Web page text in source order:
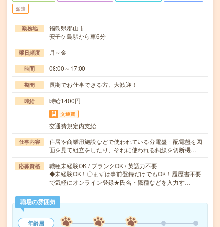
派遣
勤務地
福島県郡山市
安子ケ島駅から車6分
曜日頻度 月～金
時間 08:00～17:00
期間 長期でお仕事できる方、大歓迎！
時給 時給1400円
交通費
交通費規定内支給
仕事内容
住居や商業用施設などで使われている分電盤・配電盤を図
面を見て組立をしたり、それに使われる銅線を切断機…
応募資格
職種未経験OK / ブランクOK / 英語力不要
◆未経験OK！〇まずは事前登録だけでもOK！履歴書不要
で気軽にオンライン登録★氏名・職種などを入力す…
職場の雰囲気
年齢層